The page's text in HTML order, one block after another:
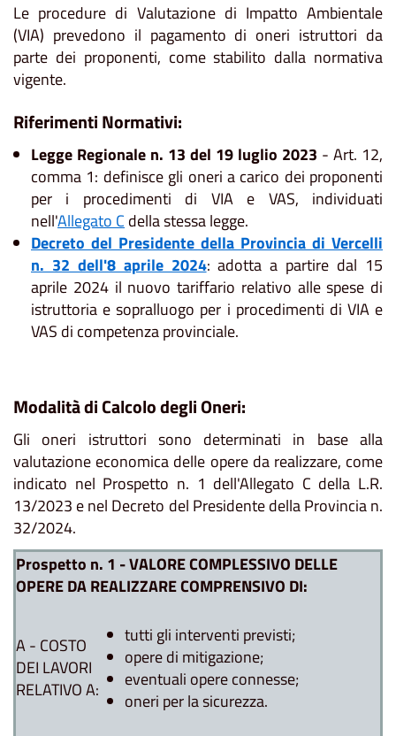
Le procedure di Valutazione di Impatto Ambientale
(VIA) prevedono il pagamento di oneri istruttori da
parte dei proponenti, come stabilito dalla normativa
vigente.
Riferimenti Normativi:
Legge Regionale n. 13 del 19 luglio 2023 - Art. 12,
comma 1: definisce gli oneri a carico dei proponenti
per i procedimenti di VIA e VAS, individuati
nell'Allegato C della stessa legge.
Decreto del Presidente della Provincia di Vercelli
n. 32 dell'8 aprile 2024: adotta a partire dal 15
aprile 2024 il nuovo tariffario relativo alle spese di
istruttoria e sopralluogo per i procedimenti di VIA e
VAS di competenza provinciale.
Modalità di Calcolo degli Oneri:
Gli oneri istruttori sono determinati in base alla
valutazione economica delle opere da realizzare, come
indicato nel Prospetto n. 1 dell'Allegato C della L.R.
13/2023 e nel Decreto del Presidente della Provincia n.
32/2024.
Prospetto n. 1 - VALORE COMPLESSIVO DELLE
OPERE DA REALIZZARE COMPRENSIVO DI:
A - COSTO
DEI LAVORI
RELATIVO A:
tutti gli interventi previsti;
opere di mitigazione;
eventuali opere connesse;
oneri per la sicurezza.